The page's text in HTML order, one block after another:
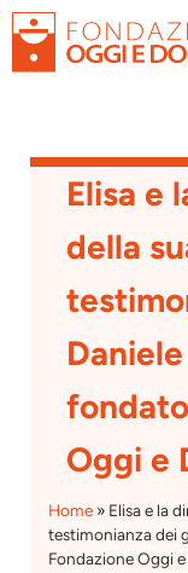
Elisa e
della
Oggi e
Home » Elisa e la
testimonianza dei
Fondazione Oggi